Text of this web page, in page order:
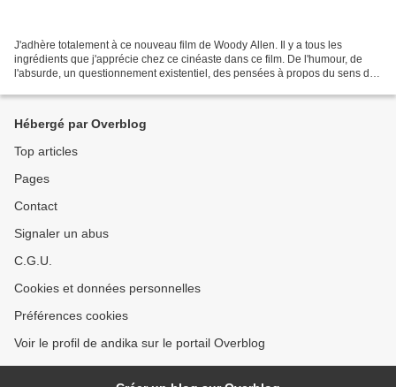
J'adhère totalement à ce nouveau film de Woody Allen. Il y a tous les
ingrédients que j'apprécie chez ce cinéaste dans ce film. De l'humour, de
l'absurde, un questionnement existentiel, des pensées à propos du sens de
Hébergé par Overblog
Top articles
Pages
Contact
Signaler un abus
C.G.U.
Cookies et données personnelles
Préférences cookies
Voir le profil de andika sur le portail Overblog